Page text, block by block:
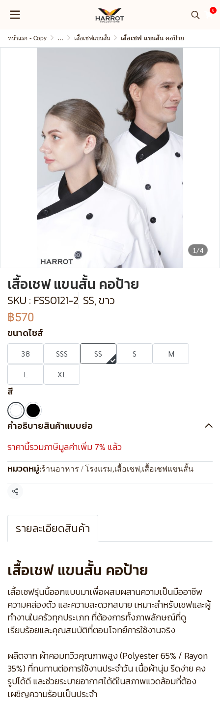
0
หน้าแรก - Copy ... เสื้อเชฟแขนสั้น เสื้อเชฟ แขนสั้น คอป้าย
1/4
เสื้อเชฟ แขนสั้น คอป้าย
SKU : FSS0121-2 SS, ขาว
฿570
ขนาดไซส์
38 SSS SS S
M
L
XL
สี
คำอธิบายสินค้าแบบย่อ
ราคานี้รวมภาษีมูลค่าเพิ่ม 7% แล้ว
หมวดหมู่:ร้านอาหาร / โรงแรม,เสื้อเชฟ,เสื้อเชฟแขนสั้น
แชร์
รายละเอียดสินค้า
เสื้อเชฟ แขนสั้น คอป้าย
เสื้อเชฟรุ่นนี้ออกแบบมาเพื่อผสมผสานความเป็นมืออาชีพ
ความคล่องตัว และความสะดวกสบาย เหมาะสำหรับเชฟและผู้
ทำงานในครัวทุกประเภท ที่ต้องการทั้งภาพลักษณ์ที่ดู
เรียบร้อยและคุณสมบัติที่ตอบโจทย์การใช้งานจริง
ผลิตจาก ผ้าคอมทวิวคุณภาพสูง (Polyester 65% / Rayon
35%) ที่ทนทานต่อการใช้งานประจำวัน เนื้อผ้านุ่ม รีดง่าย คง
รูปได้ดี และช่วยระบายอากาศได้ดีในสภาพแวดล้อมที่ต้อง
เผชิญความร้อนเป็นประจำ